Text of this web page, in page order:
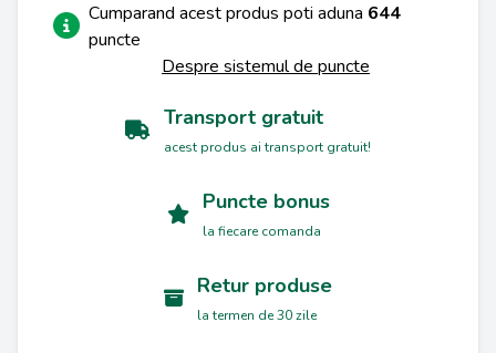
Cumparand acest produs poti aduna 644
puncte
Despre sistemul de puncte
Transport gratuit
acest produs ai transport gratuit!
Puncte bonus
la fiecare comanda
Retur produse
la termen de 30 zile